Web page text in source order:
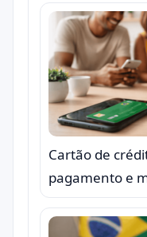
Cartão de
pagamento e